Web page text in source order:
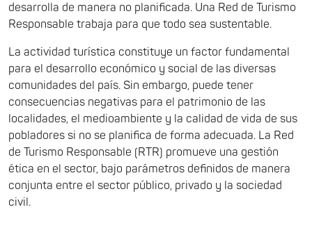
desarrolla de manera no planificada. Una Red de Turismo
Responsable trabaja para que todo sea sustentable.
La actividad turística constituye un factor fundamental
para el desarrollo económico y social de las diversas
comunidades del país. Sin embargo, puede tener
consecuencias negativas para el patrimonio de las
localidades, el medioambiente y la calidad de vida de sus
pobladores si no se planifica de forma adecuada. La Red
de Turismo Responsable (RTR) promueve una gestión
ética en el sector, bajo parámetros definidos de manera
conjunta entre el sector público, privado y la sociedad
civil.